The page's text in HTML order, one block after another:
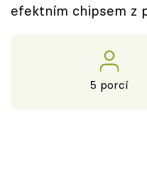
efektním chipsem z
5 porcí